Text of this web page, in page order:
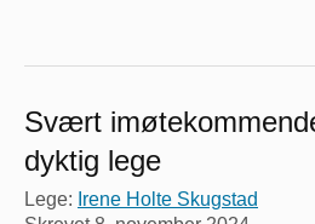
Svært
dyktig lege
Lege: Irene Holte Skugstad